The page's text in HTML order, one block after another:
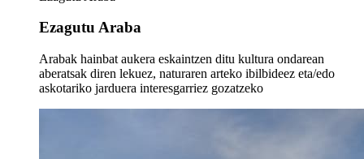
Ezagutu Araba
Arabak hainbat aukera eskaintzen ditu kultura ondarean
aberatsak diren lekuez, naturaren arteko ibilbideez eta/edo
askotariko jarduera interesgarriez gozatzeko